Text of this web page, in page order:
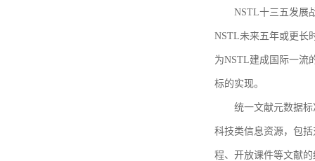
NSTL十三五发展
NSTL未来五年或更长
为NSTL建成国际一流
标的实现。
统一文献元数据
科技类信息资源，包
程、开放课件等文献